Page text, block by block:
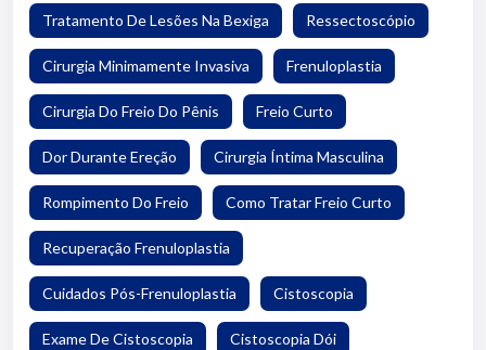
Tratamento De Lesões Na Bexiga Ressectoscópio
Cirurgia Minimamente Invasiva Frenuloplastia
Cirurgia Do Freio Do Pênis Freio Curto
Dor Durante Ereção Cirurgia Íntima Masculina
Rompimento Do Freio Como Tratar Freio Curto
Recuperação Frenuloplastia
Cuidados Pós-Frenuloplastia Cistoscopia
Exame De Cistoscopia Cistoscopia Dói